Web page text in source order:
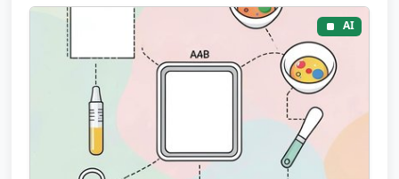
AI